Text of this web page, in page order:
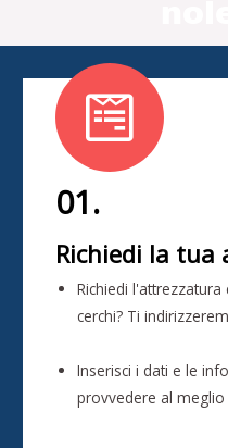
01.
Richiedi la tua
Richiedi
cerchi? Ti
Inserisci i dati e le
provvedere al meglio